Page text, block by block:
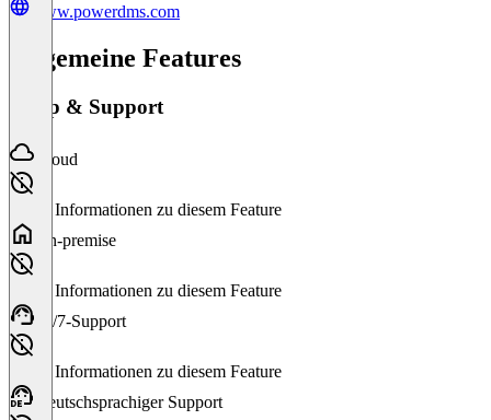
www.powerdms.com
Allgemeine Features
Setup & Support
Cloud
Keine Informationen zu diesem Feature
On-premise
Keine Informationen zu diesem Feature
24/7-Support
Keine Informationen zu diesem Feature
Deutschsprachiger Support